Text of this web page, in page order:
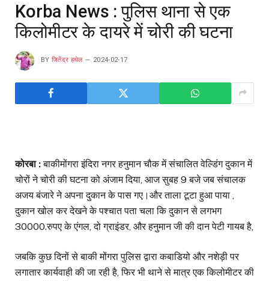
Korba News : पुलिस थाना से एक
किलोमीटर के दायरे में चोरी की घटना
BY जितेंद्र हथेल 2024-02-17
कोरबा :बाकीमोंगरा इंदिरा नगर हनुमान चौक में संचालित वेल्डिंग दुकान में
चोरों ने चोरी की घटना को अंजाम दिया, आज सुबह 9 बजे जब संचालक
अजय बंजारे ने अपना दुकान के पास गए।और ताला टूटा हुआ पाया ,
दुकान खोल कर देखने के पश्चात पता चला कि दुकान से लगभग
30000.रुपए के एंगल, दो ग्राइंडर, और हनुमान जी की दान पेटी गायब है,
जबकि कुछ दिनों से बाकी मोंगरा पुलिस द्वारा कबाडियो और नशेड़ी पर
लगातार कार्यवाही की जा रही है, फिर भी थाने से मात्र एक किलोमीटर की